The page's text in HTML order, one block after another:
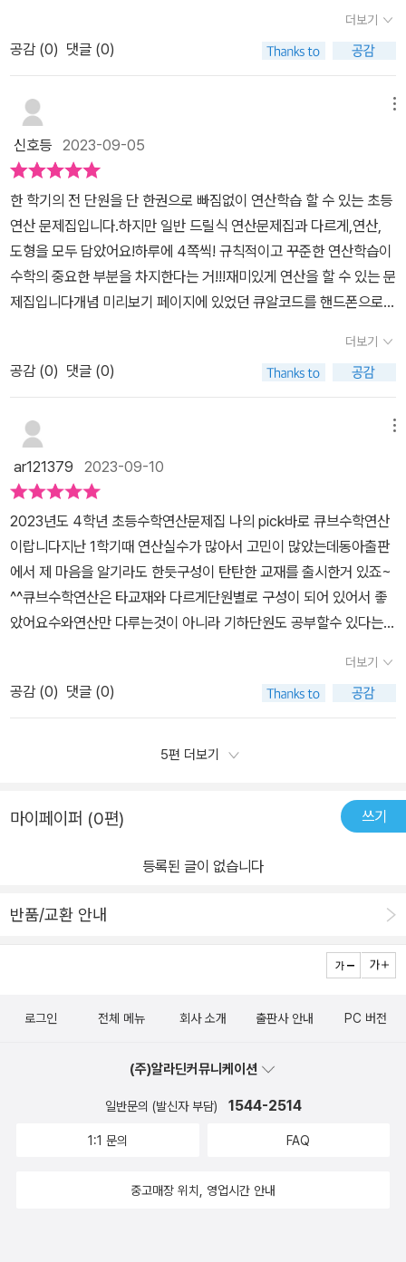
강의를 보면서 학습을 하면 이해가 쏙쏙 잘 된다고 말을 해요. 수학 연
산 개념학습부터 문장제 문제까지 여러 유형의 문제를 풀어보며 연산
학습을 이어나갈 수 있었어요. 하루 학습을 마무리 하고 난 후 나의 학
습을 되짚어 볼 수 있었는데요.한 단원의 수학 연산 문제를 풀어보며
이는 동영상 강의를 여러번 보며 학습을 했어요. 반복해서 보고 개념
설명을 읽어보며 학습을 이어나갔는데요. 문제를 풀어보면서 수학 자
신감을 높여갈 수 있어 좋았어요.
더보기
공감 (0) 댓글 (0)
신호등 2023-09-05
​한 학기의 전 단원을 단 한권으로 빠짐없이 연산학습 할 수 있는 초등
연산 문제집입니다.하지만 일반 드릴식 연산문제집과 다르게,연산,
도형을 모두 담았어요!하루에 4쪽씩! 규칙적이고 꾸준한 연산학습이
수학의 중요한 부분을 차지한다는 거!!!재미있게 연산을 할 수 있는 문
제집입니다​​​​개념 미리보기 페이지에 있었던 큐알코드를 핸드폰으로
무료 동영상 설명까지 수록되어 있다니.정말 감동이네요??무료 스마
트러닝으로 초등 자기주도 연산 학습이 가능합니다.! ​큐브 수학 연산
과 큐브 수학 개념을 같이 나간다면더더욱 시너지 효과가 날 수 있을
것 같아요. 그리고 두권을 완북한 후 심화서 하나 추가한다면 한 학기
수학은 완벽해집니다.​
더보기
공감 (0) 댓글 (0)
ar121379 2023-09-10
2023년도 4학년 초등수학연산문제집 나의 pick​바로 큐브수학연산
이랍니다​지난 1학기때 연산실수가 많아서 고민이 많았는데​동아출판
에서 제 마음을 알기라도 한듯​구성이 탄탄한 교재를 출시한거 있죠~
^^큐브수학연산은 타교재와 다르게​단원별로 구성이 되어 있어서 좋
았어요​수와연산만 다루는것이 아니라 기하단원도 공부할수 있다는것
면​이번 2학기 초등수학도 문제없겠죠1단원 분수의 덧셈과 뺄셈은 어
려워하는 것 중 하나였어요​분수부터가 수포자의 첫 시작이라 하더니​
우리 딸도 마찬가지더라고요​큐브수학연산으로 구멍없이 차곡차곡 메
워나가면 될것 같아요동아출판 초등연산문제집 큐브수학연산으로​공
서 설명해 주시는 연산개념을 잘 들으면​혼자 공부하는거 전혀 어렵지
않아요​제가 이 교재를 선택한 진짜 이유죠~^^​​
더보기
공감 (0) 댓글 (0)
5편 더보기
마이페이퍼 (0편) 쓰기
등록된 글이 없습니다
반품/교환 안내
로그인 전체 메뉴 회사 소개 출판사 안내 PC 버전
(주)알라딘커뮤니케이션
일반문의 (발신자 부담) 1544-2514
1:1 문의 FAQ
중고매장 위치, 영업시간 안내